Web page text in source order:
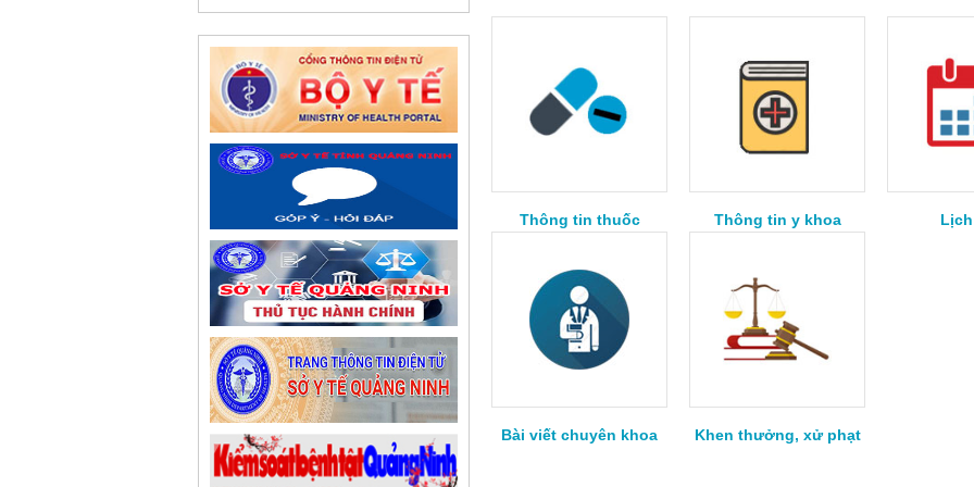
Thông tin thuốc Thông tin y khoa
Bài viết chuyên khoa Khen thưởng, xử phạt